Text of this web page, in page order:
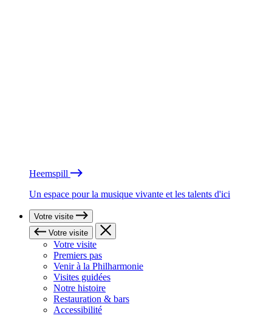
Heemspill
Un espace pour la musique vivante et les talents d'ici
Votre visite
Votre visite
Votre visite
Premiers pas
Venir à la Philharmonie
Visites guidées
Notre histoire
Restauration & bars
Accessibilité